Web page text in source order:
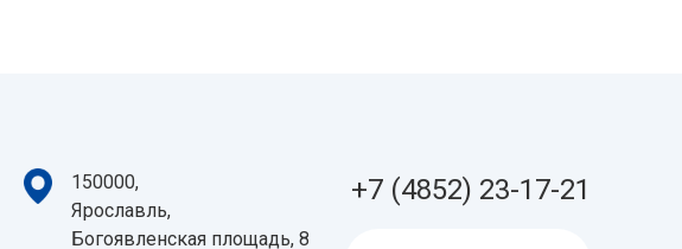
150000,
Ярославль,
Богоявленская площадь, 8
+7 (4852) 23-17-21